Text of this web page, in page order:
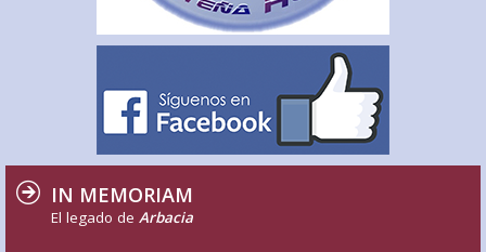
IN MEMORIAM
El legado de Arbacia